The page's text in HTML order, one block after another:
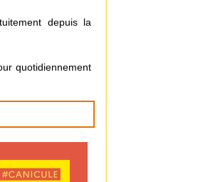
depuis la
quotidiennement